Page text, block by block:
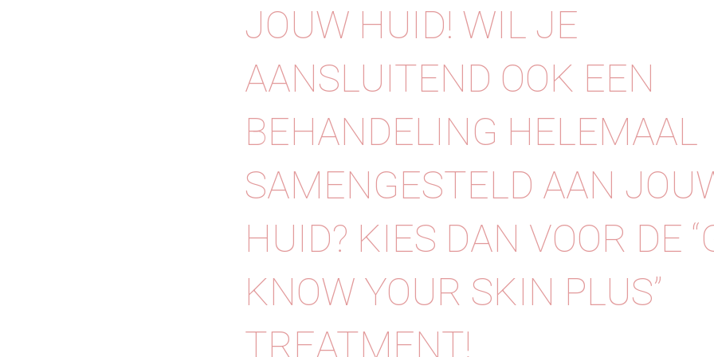
JOUW HUID! WIL JE
AANSLUITEND OOK EEN
BEHANDELING HELEMAAL
SAMENGESTELD AAN
HUID? KIES DAN VOOR DE
KNOW YOUR SKIN PLUS”
TREATMENT!